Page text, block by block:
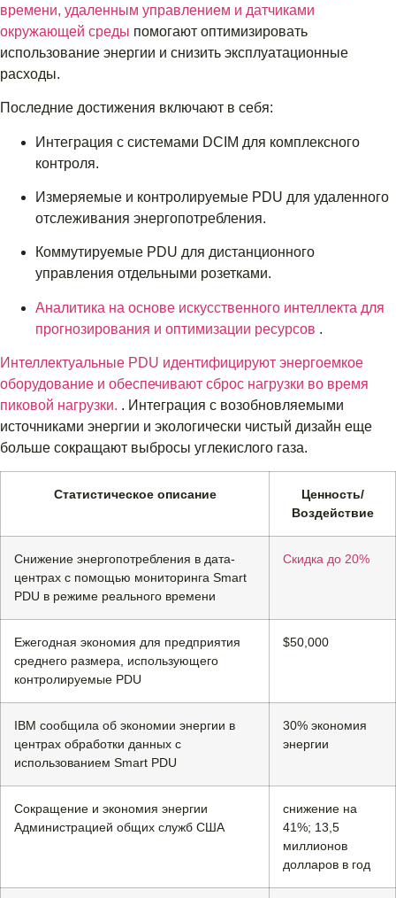
времени, удаленным управлением и датчиками
окружающей среды помогают оптимизировать
использование энергии и снизить эксплуатационные
расходы.
Последние достижения включают в себя:
Интеграция с системами DCIM для комплексного
контроля.
Измеряемые и контролируемые PDU для удаленного
отслеживания энергопотребления.
Коммутируемые PDU для дистанционного
управления отдельными розетками.
Аналитика на основе искусственного интеллекта для
прогнозирования и оптимизации ресурсов .
Интеллектуальные PDU идентифицируют энергоемкое
оборудование и обеспечивают сброс нагрузки во время
пиковой нагрузки. . Интеграция с возобновляемыми
источниками энергии и экологически чистый дизайн еще
больше сокращают выбросы углекислого газа.
Статистическое описание
Ценность/
Воздействие
Снижение энергопотребления в дата-
центрах с помощью мониторинга Smart
PDU в режиме реального времени
Скидка до 20%
Ежегодная экономия для предприятия
среднего размера, использующего
контролируемые PDU
$50,000
IBM сообщила об экономии энергии в
центрах обработки данных с
использованием Smart PDU
30% экономия
энергии
Сокращение и экономия энергии
Администрацией общих служб США
снижение на
41%; 13,5
миллионов
долларов в год